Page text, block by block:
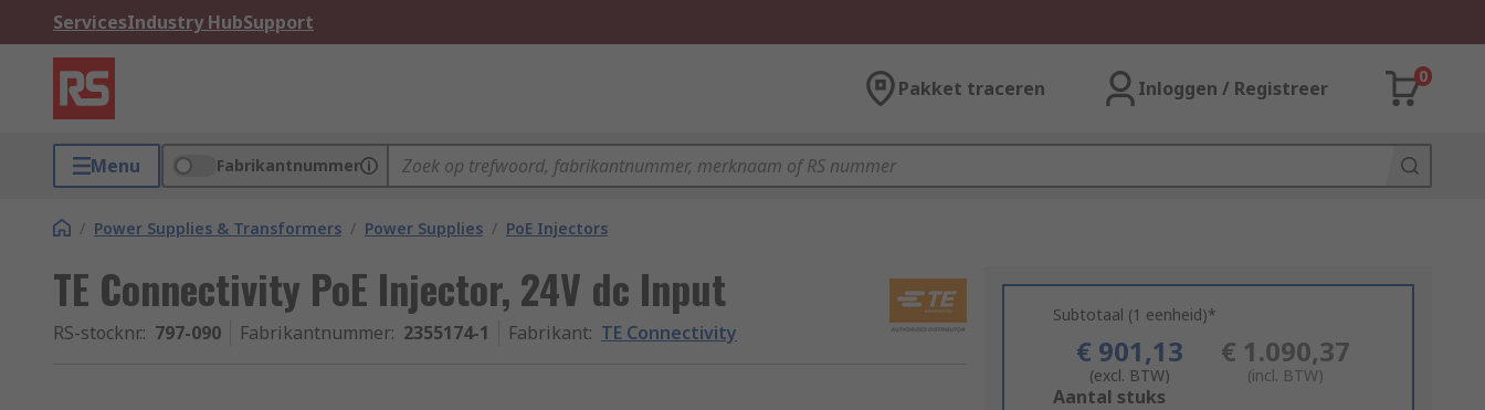
ServicesIndustry HubSupport
Pakket traceren Inloggen / Registreer
0
Menu Fabrikantnummer
/ Power Supplies & Transformers / Power Supplies / PoE Injectors
TE Connectivity PoE Injector, 24V dc Input
RS-stocknr.: 797-090 Fabrikantnummer: 2355174-1 Fabrikant: TE Connectivity
Subtotaal (1 eenheid)*
€ 901,13
(excl. BTW)
€ 1.090,37
(incl. BTW)
Add
Aantal stuks